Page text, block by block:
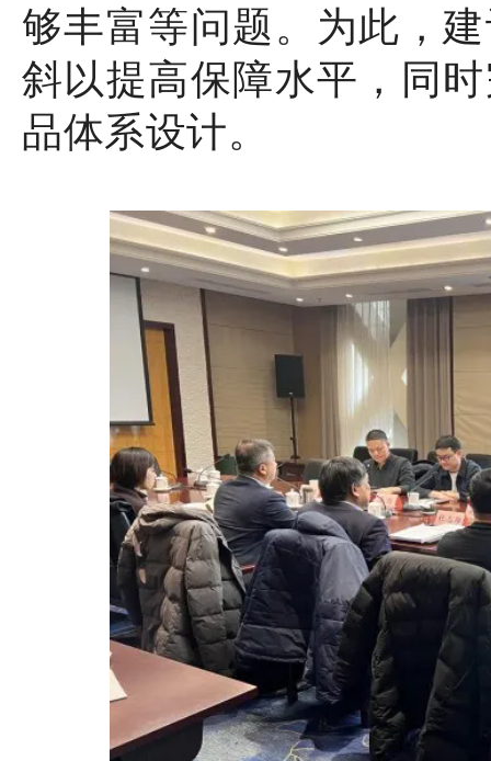
够丰富等问题。为此，
斜以提高保障水平，同
品体系设计。